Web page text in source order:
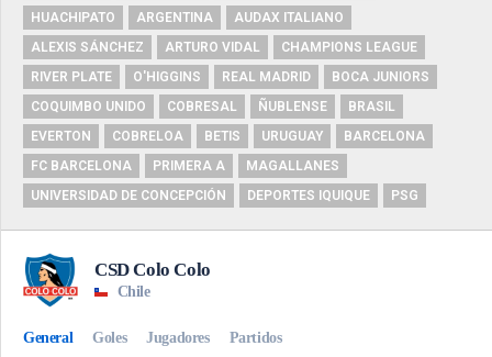
HUACHIPATO
ARGENTINA
AUDAX ITALIANO
ALEXIS SÁNCHEZ
ARTURO VIDAL
CHAMPIONS LEAGUE
RIVER PLATE
O'HIGGINS REAL MADRID
BOCA JUNIORS
COQUIMBO UNIDO
COBRESAL ÑUBLENSE
BRASIL
EVERTON
COBRELOA BETIS URUGUAY
BARCELONA
FC BARCELONA
PRIMERA A
MAGALLANES
UNIVERSIDAD DE CONCEPCIÓN
DEPORTES IQUIQUE PSG